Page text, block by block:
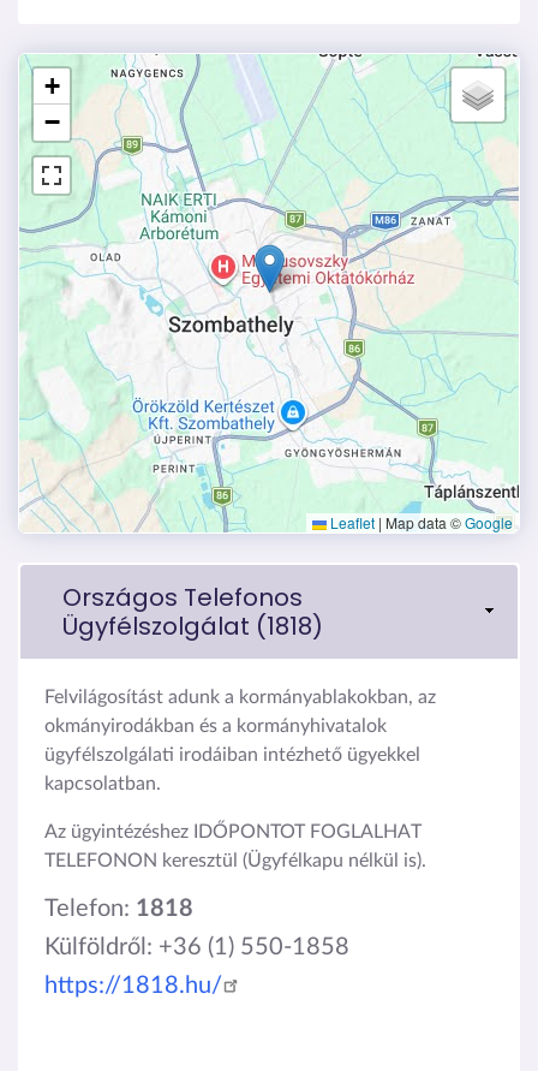
+
−
Leaflet | Map data ©Google
Országos Telefonos
Ügyfélszolgálat (1818)
Felvilágosítást adunk a kormányablakokban, az
okmányirodákban és a kormányhivatalok
ügyfélszolgálati irodáiban intézhető ügyekkel
kapcsolatban.
Az ügyintézéshez IDŐPONTOT FOGLALHAT
TELEFONON keresztül (Ügyfélkapu nélkül is).
Telefon: 1818
Külföldről: +36 (1) 550-1858
https://1818.hu/